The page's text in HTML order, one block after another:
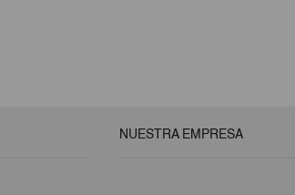
NUESTRA EMPRESA